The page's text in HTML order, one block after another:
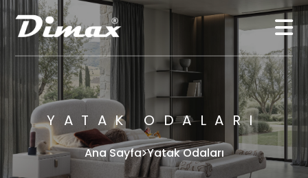
YATAK ODALARI
Ana Sayfa Yatak Odaları